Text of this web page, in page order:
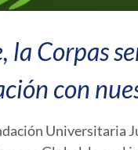
Corpas
con
Universitaria